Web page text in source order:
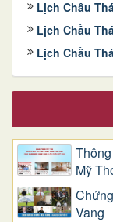
Lịch Chầu
Lịch Chầu
Lịch Chầu
Mỹ
Vang